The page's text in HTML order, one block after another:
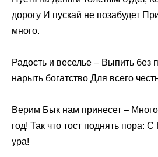
дорогу И пускай не позабудет
много.
Радость и веселье – Выпить без
нарыть богатство Для всего
Верим Бык нам принесет –
год! Так что тост поднять пора:
ура!